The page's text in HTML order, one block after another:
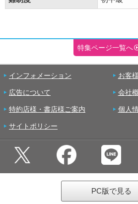
特集ページ一覧へ
インフォメーション お客
広告について 会社
特約店様・書店様ご案内 個人
サイトポリシー
PC版で見る